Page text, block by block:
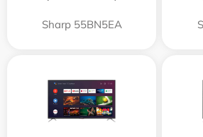
Sharp 55BN5EA